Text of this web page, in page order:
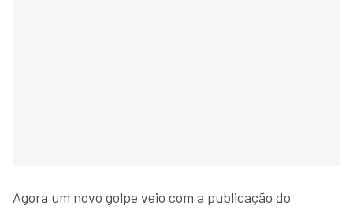
Agora um novo golpe veio com a publicação do